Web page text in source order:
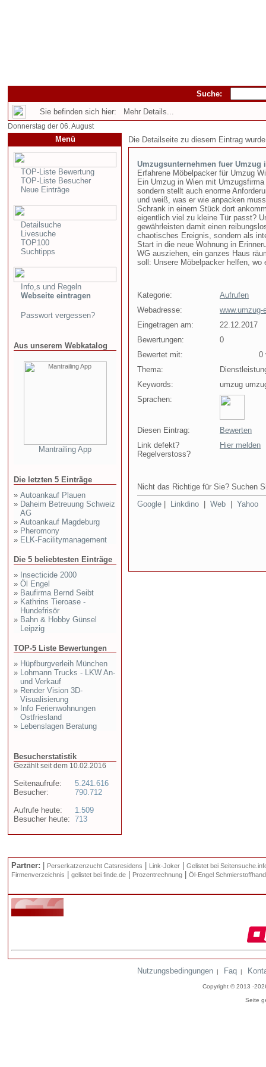
Suche:
Sie befinden sich hier: Mehr Details...
Donnerstag der 06. August
Menü
TOP-Liste Bewertung
TOP-Liste Besucher
Neue Einträge
Detailsuche
Livesuche
TOP100
Suchtipps
Info,s und Regeln
Webseite eintragen
Passwort vergessen?
Aus unserem Webkatalog
Mantrailing App
Die letzten 5 Einträge
» Autoankauf Plauen
» Daheim Betreuung Schweiz
AG
» Autoankauf Magdeburg
» Pheromony
» ELK-Facilitymanagement
Die 5 beliebtesten Einträge
» Insecticide 2000
» Öl Engel
» Baufirma Bernd Seibt
» Kathrins Tieroase -
Hundefrisör
» Bahn & Hobby Günsel
Leipzig
TOP-5 Liste Bewertungen
» Hüpfburgverleih München
» Lohmann Trucks - LKW An-
und Verkauf
» Render Vision 3D-
Visualisierung
» Info Ferienwohnungen
Ostfriesland
» Lebenslagen Beratung
Besucherstatistik
Gezählt seit dem 10.02.2016
Seitenaufrufe:
Besucher:
Aufrufe heute:
Besucher heute:
5.241.616
790.712
1.509
713
Die Detailseite zu diesem Eintrag
Umzugsunternehmen fuer Umzug
Erfahrene Möbelpacker für Umzug
Ein Umzug in Wien mit
sondern stellt auch enorme
und weiß, was er wie anpacken
Schrank in einem Stück dort
eigentlich viel zu kleine Tür passt?
gewährleisten damit einen
chaotisches Ereignis, sondern als
Start in die neue Wohnung in
WG ausziehen, ein ganzes Haus
soll: Unsere Möbelpacker helfen,
Kategorie:
Aufrufen
Webadresse:
www.umzug-
Eingetragen am:
22.12.2017
Bewertungen:
0
Bewertet mit:
0
Thema:
Keywords:
umzug
Sprachen:
Diesen Eintrag:
Bewerten
Link defekt?
Regelverstoss?
Hier melden
Nicht das Richtige für Sie? Suchen
Google
Linkdino Web Yahoo
Partner: Perserkatzenzucht Catsresidens Link-Joker
Gelistet bei
Firmenverzeichnis
gelistet bei finde.de Prozentrechnung Öl-Engel
Nutzungsbedingungen | Faq |
Copyright © 2013 -
Seite